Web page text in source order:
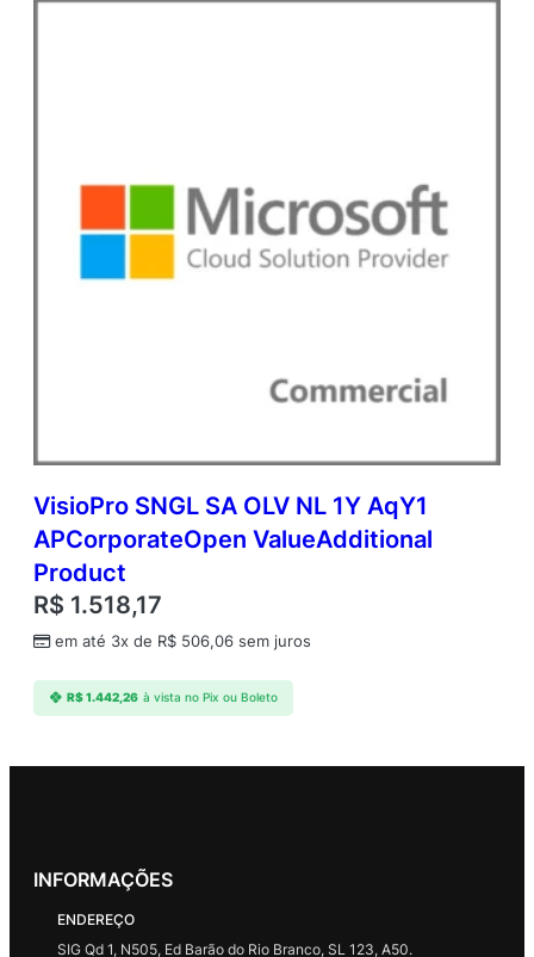
VisioPro SNGL SA OLV NL 1Y AqY1
APCorporateOpen ValueAdditional
Product
R$ 1.518,17
em até 3x de R$ 506,06 sem juros
R$1.442,26 à vista no Pix ou Boleto
INFORMAÇÕES
ENDEREÇO
SIG Qd 1, N505, Ed Barão do Rio Branco, SL 123, A50.